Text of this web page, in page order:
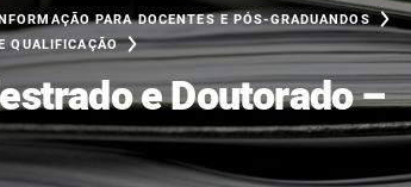
PARA DOCENTES E PÓS-GRADUANDOS
QUALIFICAÇÃO
e Doutorado –